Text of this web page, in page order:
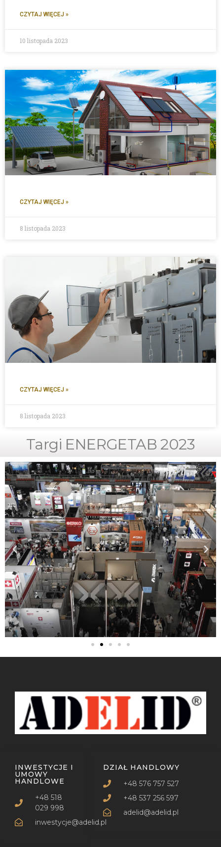
CZYTAJ WIĘCEJ »
10 listopada 2023
CZYTAJ WIĘCEJ »
8 listopada 2023
CZYTAJ WIĘCEJ »
8 listopada 2023
Targi ENERGETAB 2023
DZIAŁ HANDLOWY
+48 576 757 527
+48 537 256 597
adelid@adelid.pl
INWESTYCJE I
UMOWY
HANDLOWE
+48 518
029 998
inwestycje@adelid.pl